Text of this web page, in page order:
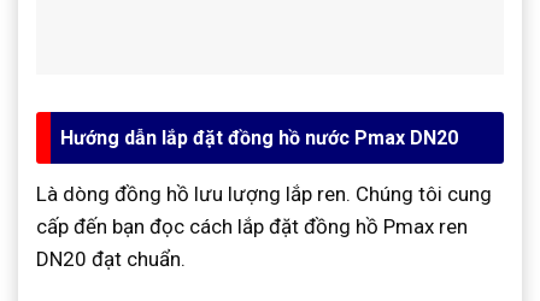
Hướng dẫn lắp đặt đồng hồ nước Pmax DN20
Là dòng đồng hồ lưu lượng lắp ren. Chúng tôi cung
cấp đến bạn đọc cách lắp đặt đồng hồ Pmax ren
DN20 đạt chuẩn.